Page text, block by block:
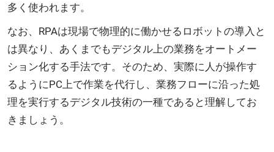
多く使われます。
なお、RPAは現場で物理的に働かせるロボットの導入と
は異なり、あくまでもデジタル上の業務をオートメー
ション化する手法です。そのため、実際に人が操作す
るようにPC上で作業を代行し、業務フローに沿った処
理を実行するデジタル技術の一種であると理解してお
きましょう。